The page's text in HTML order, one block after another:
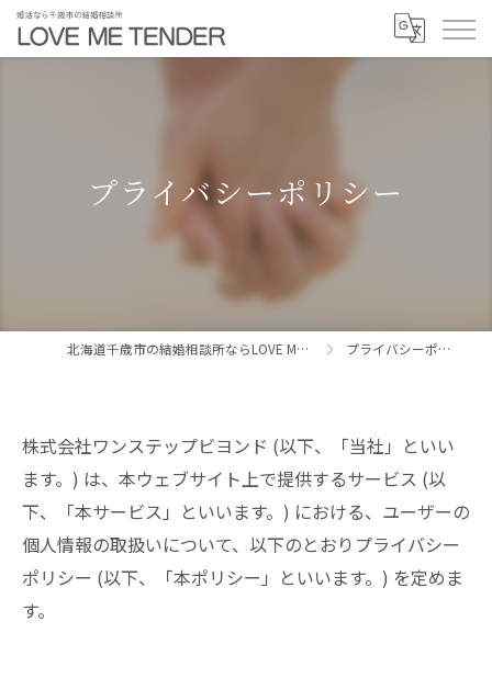
プライバシーポリシー
北海道千歳市の結婚相談所ならLOVE ME TENDER プライバシーポリシー
株式会社ワンステップビヨンド (以下、「当社」といい
ます。) は、本ウェブサイト上で提供するサービス (以
下、「本サービス」といいます。) における、ユーザーの
個人情報の取扱いについて、以下のとおりプライバシー
ポリシー (以下、「本ポリシー」といいます。) を定めま
す。